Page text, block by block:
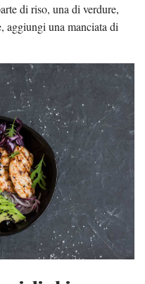
di riso, una di verdure,
aggiungi una manciata di